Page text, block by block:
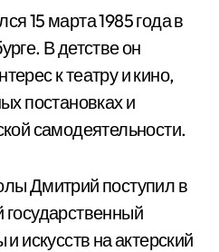
15 марта 1985 года в
В детстве он
к театру и кино,
постановках и
самодеятельности.
Дмитрий поступил в
государственный
искусств на актерский